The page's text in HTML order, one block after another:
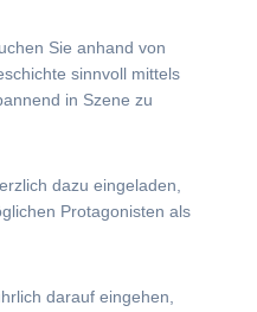
Sie anhand von
sinnvoll mittels
in Szene zu
dazu eingeladen,
Protagonisten als
darauf eingehen,